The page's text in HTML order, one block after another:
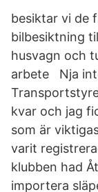
besiktar vi de
bilbesiktning
husvagn och
arbete Nja
kvar och jag
som är
varit
klubben had
importera